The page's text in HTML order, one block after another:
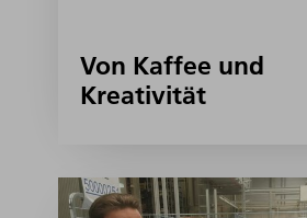
Von Kaffee und
Kreativität